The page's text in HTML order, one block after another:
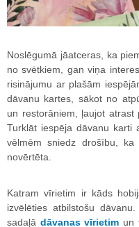
Noslēgumā jāatceras, ka
no svētkiem, gan viņa
risinājumu ar plašām
dāvanu kartes, sākot no
un restorāniem, ļaujot atrast
Turklāt iespēja dāvanu karti
vēlmēm sniedz drošību,
novērtēta.
Katram vīrietim ir kāds
izvēlēties atbilstošu
sadaļā dāvanas vīrietim un